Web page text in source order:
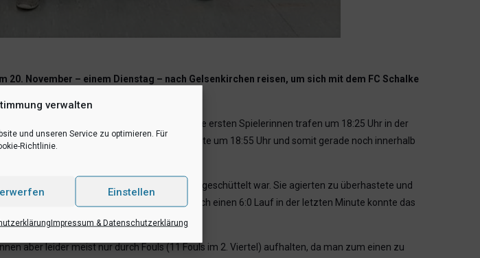
verwalten
und unseren Service zu optimieren. Für
Richtlinie.
Einstellen
Impressum & Datenschutzerklärung
November – einem Dienstag – nach Gelsenkirchen reisen, um sich mit dem FC Schalke
gestellt: Spielbeginn war um 18:30 Uhr, die ersten Spielerinnen trafen um 18:25 Uhr in der
Lange Rede, kurzer Sinn: Das Spiel startete um 18:55 Uhr und somit gerade noch innerhalb
der Anreise zu Spielbeginn noch nicht abgeschüttelt war. Sie agierten zu überhastete und
fiel nach 4 Minuten und nur durch einen 6:0 Lauf in der letzten Minute konnte das
aber leider meist nur durch Fouls (11 Fouls im 2. Viertel) aufhalten, da man zum einen zu